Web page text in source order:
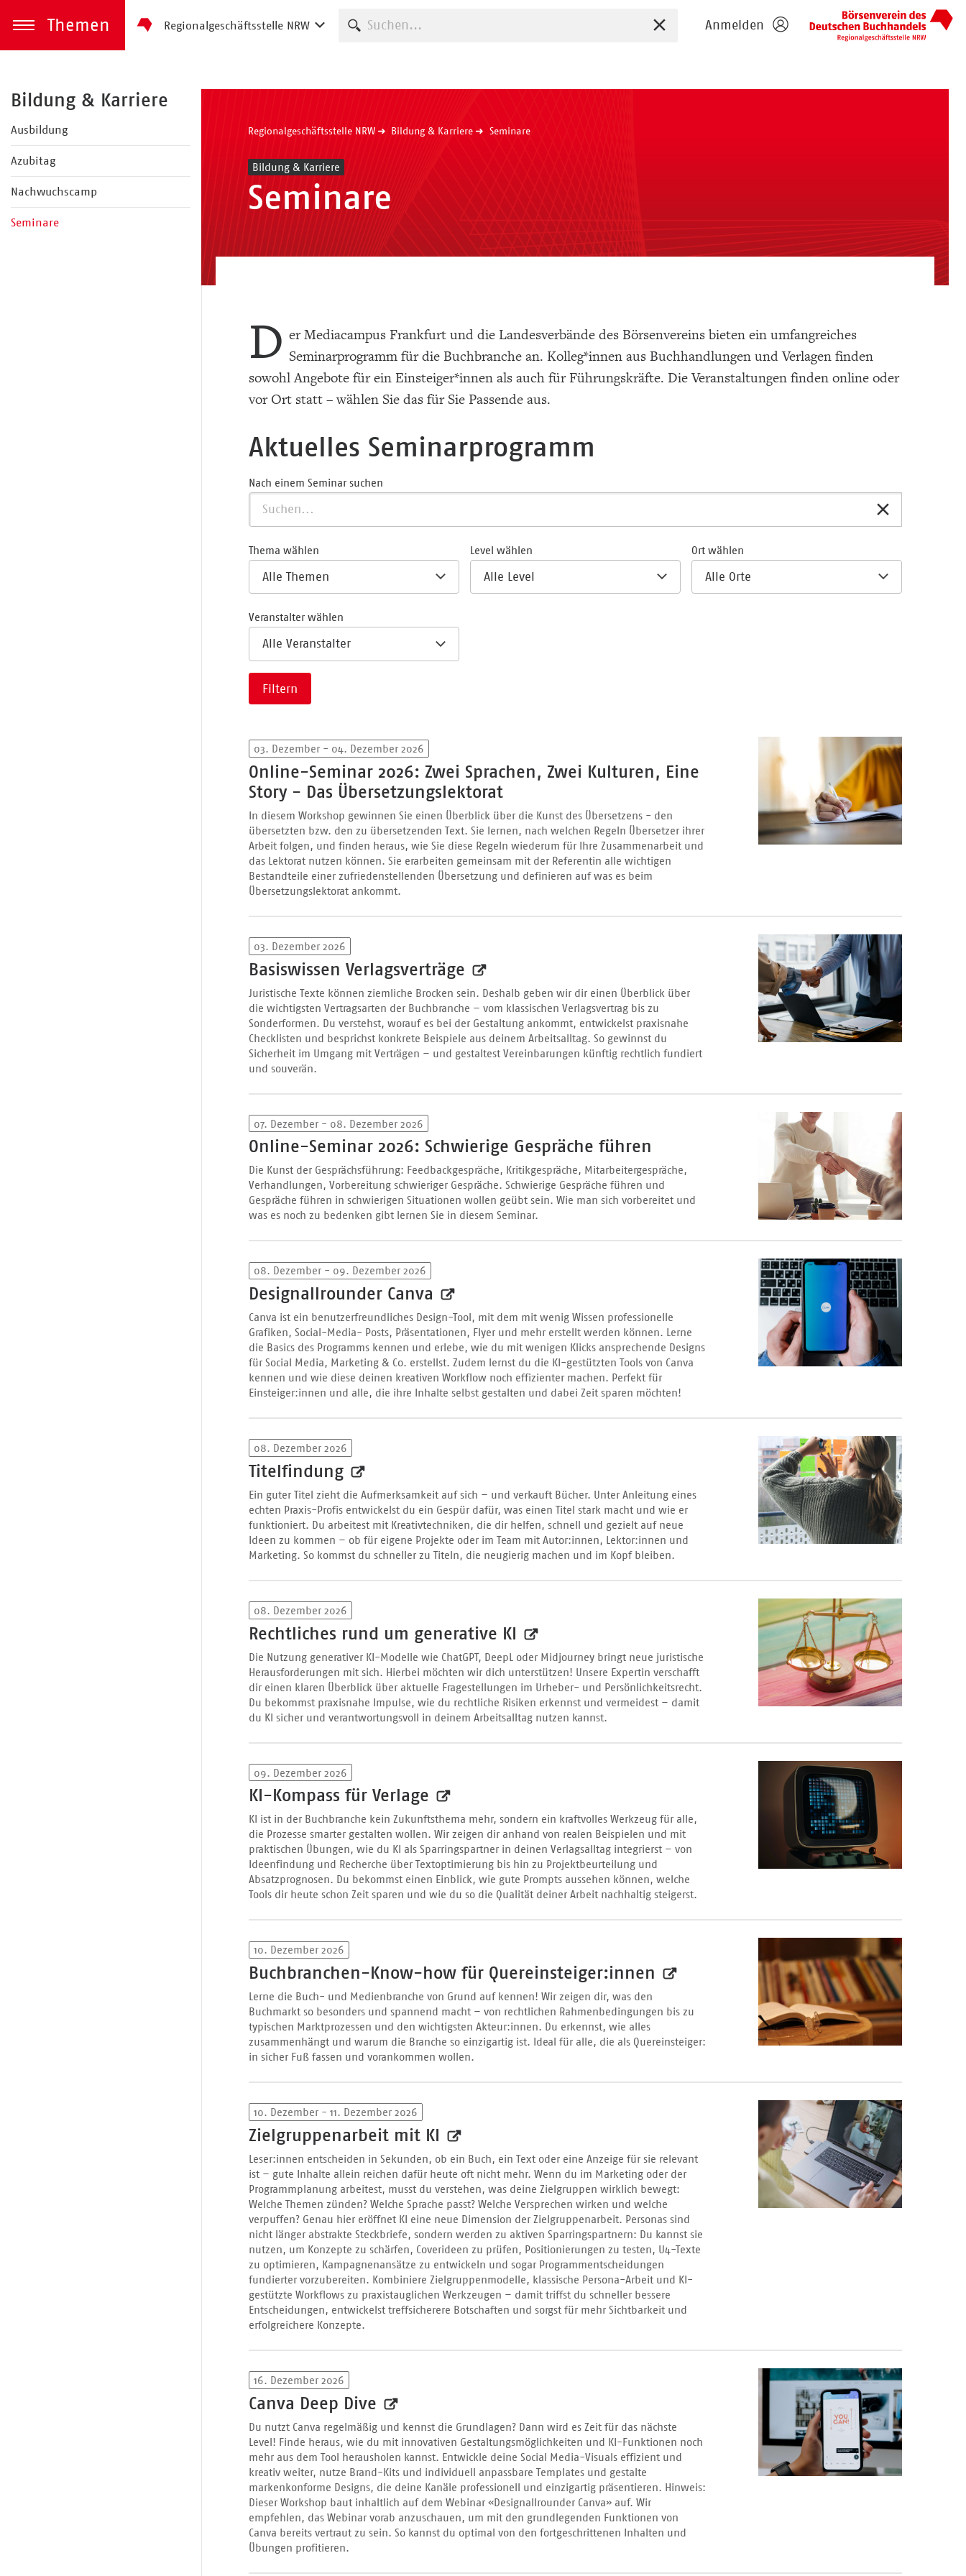
zum Inhalt springen
Themen
Menü öffnen
Regionalgeschäftsstelle NRW Suche starten Sucheingabe zurücksetzen
Anmelden
Bildung & Karriere
Ausbildung
Azubitag
Nachwuchscamp
Seminare
Regionalgeschäftsstelle NRW Bildung & Karriere Seminare
Bildung & Karriere
Seminare
D er Mediacampus Frankfurt und die Landesverbände des Börsenvereins bieten ein umfangreiches
Seminarprogramm für die Buchbranche an. Kolleg*innen aus Buchhandlungen und Verlagen finden
sowohl Angebote für ein Einsteiger*innen als auch für Führungskräfte. Die Veranstaltungen finden online oder
vor Ort statt – wählen Sie das für Sie Passende aus.
Aktuelles Seminarprogramm
Nach einem Seminar suchen
Thema wählen Level wählen Ort wählen
Veranstalter wählen
Filtern
03. Dezember - 04. Dezember 2026
Online-Seminar 2026: Zwei Sprachen, Zwei Kulturen, Eine
Story - Das Übersetzungslektorat
In diesem Workshop gewinnen Sie einen Überblick über die Kunst des Übersetzens - den
übersetzten bzw. den zu übersetzenden Text. Sie lernen, nach welchen Regeln Übersetzer ihrer
Arbeit folgen, und finden heraus, wie Sie diese Regeln wiederum für Ihre Zusammenarbeit und
das Lektorat nutzen können. Sie erarbeiten gemeinsam mit der Referentin alle wichtigen
Bestandteile einer zufriedenstellenden Übersetzung und definieren auf was es beim
Übersetzungslektorat ankommt.
03. Dezember 2026
Basiswissen Verlagsverträge
Juristische Texte können ziemliche Brocken sein. Deshalb geben wir dir einen Überblick über
die wichtigsten Vertragsarten der Buchbranche – vom klassischen Verlagsvertrag bis zu
Sonderformen. Du verstehst, worauf es bei der Gestaltung ankommt, entwickelst praxisnahe
Checklisten und besprichst konkrete Beispiele aus deinem Arbeitsalltag. So gewinnst du
Sicherheit im Umgang mit Verträgen – und gestaltest Vereinbarungen künftig rechtlich fundiert
und souverän.
07. Dezember - 08. Dezember 2026
Online-Seminar 2026: Schwierige Gespräche führen
Die Kunst der Gesprächsführung: Feedbackgespräche, Kritikgespräche, Mitarbeitergespräche,
Verhandlungen, Vorbereitung schwieriger Gespräche. Schwierige Gespräche führen und
Gespräche führen in schwierigen Situationen wollen geübt sein. Wie man sich vorbereitet und
was es noch zu bedenken gibt lernen Sie in diesem Seminar.
08. Dezember - 09. Dezember 2026
Designallrounder Canva
Canva ist ein benutzerfreundliches Design-Tool, mit dem mit wenig Wissen professionelle
Grafiken, Social-Media- Posts, Präsentationen, Flyer und mehr erstellt werden können. Lerne
die Basics des Programms kennen und erlebe, wie du mit wenigen Klicks ansprechende Designs
für Social Media, Marketing & Co. erstellst. Zudem lernst du die KI-gestützten Tools von Canva
kennen und wie diese deinen kreativen Workflow noch effizienter machen. Perfekt für
Einsteiger:innen und alle, die ihre Inhalte selbst gestalten und dabei Zeit sparen möchten!
08. Dezember 2026
Titelfindung
Ein guter Titel zieht die Aufmerksamkeit auf sich – und verkauft Bücher. Unter Anleitung eines
echten Praxis-Profis entwickelst du ein Gespür dafür, was einen Titel stark macht und wie er
funktioniert. Du arbeitest mit Kreativtechniken, die dir helfen, schnell und gezielt auf neue
Ideen zu kommen – ob für eigene Projekte oder im Team mit Autor:innen, Lektor:innen und
Marketing. So kommst du schneller zu Titeln, die neugierig machen und im Kopf bleiben.
08. Dezember 2026
Rechtliches rund um generative KI
Die Nutzung generativer KI-Modelle wie ChatGPT, DeepL oder Midjourney bringt neue juristische
Herausforderungen mit sich. Hierbei möchten wir dich unterstützen! Unsere Expertin verschafft
dir einen klaren Überblick über aktuelle Fragestellungen im Urheber- und Persönlichkeitsrecht.
Du bekommst praxisnahe Impulse, wie du rechtliche Risiken erkennst und vermeidest – damit
du KI sicher und verantwortungsvoll in deinem Arbeitsalltag nutzen kannst.
09. Dezember 2026
KI-Kompass für Verlage
KI ist in der Buchbranche kein Zukunftsthema mehr, sondern ein kraftvolles Werkzeug für alle,
die Prozesse smarter gestalten wollen. Wir zeigen dir anhand von realen Beispielen und mit
praktischen Übungen, wie du KI als Sparringspartner in deinen Verlagsalltag integrierst – von
Ideenfindung und Recherche über Textoptimierung bis hin zu Projektbeurteilung und
Absatzprognosen. Du bekommst einen Einblick, wie gute Prompts aussehen können, welche
Tools dir heute schon Zeit sparen und wie du so die Qualität deiner Arbeit nachhaltig steigerst.
10. Dezember 2026
Buchbranchen-Know-how für Quereinsteiger:innen
Lerne die Buch- und Medienbranche von Grund auf kennen! Wir zeigen dir, was den
Buchmarkt so besonders und spannend macht – von rechtlichen Rahmenbedingungen bis zu
typischen Marktprozessen und den wichtigsten Akteur:innen. Du erkennst, wie alles
zusammenhängt und warum die Branche so einzigartig ist. Ideal für alle, die als Quereinsteiger:
in sicher Fuß fassen und vorankommen wollen.
10. Dezember - 11. Dezember 2026
Zielgruppenarbeit mit KI
Leser:innen entscheiden in Sekunden, ob ein Buch, ein Text oder eine Anzeige für sie relevant
ist – gute Inhalte allein reichen dafür heute oft nicht mehr. Wenn du im Marketing oder der
Programmplanung arbeitest, musst du verstehen, was deine Zielgruppen wirklich bewegt:
Welche Themen zünden? Welche Sprache passt? Welche Versprechen wirken und welche
verpuffen? Genau hier eröffnet KI eine neue Dimension der Zielgruppenarbeit. Personas sind
nicht länger abstrakte Steckbriefe, sondern werden zu aktiven Sparringspartnern: Du kannst sie
nutzen, um Konzepte zu schärfen, Coverideen zu prüfen, Positionierungen zu testen, U4-Texte
zu optimieren, Kampagnenansätze zu entwickeln und sogar Programmentscheidungen
fundierter vorzubereiten. Kombiniere Zielgruppenmodelle, klassische Persona-Arbeit und KI-
gestützte Workflows zu praxistauglichen Werkzeugen – damit triffst du schneller bessere
Entscheidungen, entwickelst treffsicherere Botschaften und sorgst für mehr Sichtbarkeit und
erfolgreichere Konzepte.
16. Dezember 2026
Canva Deep Dive
Du nutzt Canva regelmäßig und kennst die Grundlagen? Dann wird es Zeit für das nächste
Level! Finde heraus, wie du mit innovativen Gestaltungsmöglichkeiten und KI-Funktionen noch
mehr aus dem Tool herausholen kannst. Entwickle deine Social Media-Visuals effizient und
kreativ weiter, nutze Brand-Kits und individuell anpassbare Templates und gestalte
markenkonforme Designs, die deine Kanäle professionell und einzigartig präsentieren. Hinweis:
Dieser Workshop baut inhaltlich auf dem Webinar «Designallrounder Canva» auf. Wir
empfehlen, das Webinar vorab anzuschauen, um mit den grundlegenden Funktionen von
Canva bereits vertraut zu sein. So kannst du optimal von den fortgeschrittenen Inhalten und
Übungen profitieren.